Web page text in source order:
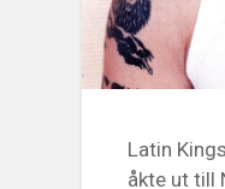
Latin
åkte ut till